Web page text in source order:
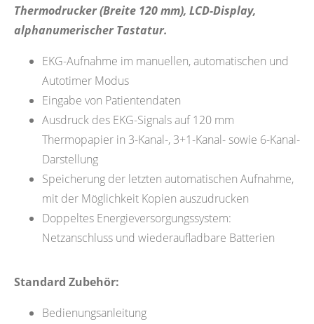
Thermodrucker (Breite 120 mm), LCD-Display,
alphanumerischer Tastatur.
EKG-Aufnahme im manuellen, automatischen und
Autotimer Modus
Eingabe von Patientendaten
Ausdruck des EKG-Signals auf 120 mm
Thermopapier in 3-Kanal-, 3+1-Kanal- sowie 6-Kanal-
Darstellung
Speicherung der letzten automatischen Aufnahme,
mit der Möglichkeit Kopien auszudrucken
Doppeltes Energieversorgungssystem:
Netzanschluss und wiederaufladbare Batterien
Standard Zubehör:
Bedienungsanleitung